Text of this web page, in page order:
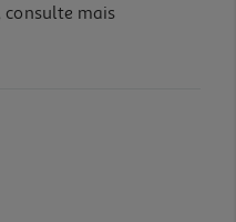
consulte mais